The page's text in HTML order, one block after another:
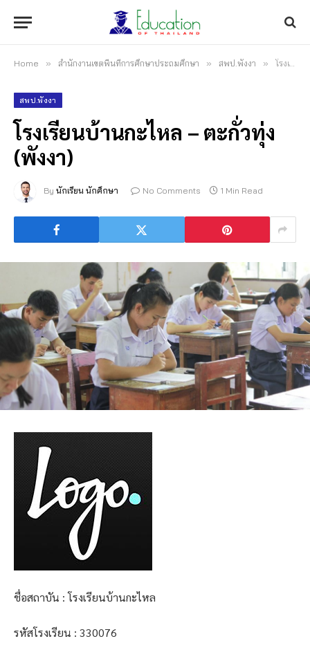
Home » สำนักงานเขตพื้นที่การศึกษาประถมศึกษา » สพป.พังงา » โรงเรียนบ้านกะไหล – ตะกั่วทุ่ง (พังงา)
สพป.พังงา
โรงเรียนบ้านกะไหล – ตะกั่วทุ่ง
(พังงา)
By นักเรียน นักศึกษา No Comments 1 Min Read
ชื่อสถาบัน : โรงเรียนบ้านกะไหล
รหัสโรงเรียน : 330076